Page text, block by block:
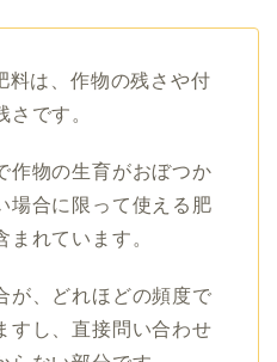
料は、作物の残さや付
です。
作物の生育がおぼつか
場合に限って使える肥
れています。
が、どれほどの頻度で
すし、直接問い合わせ